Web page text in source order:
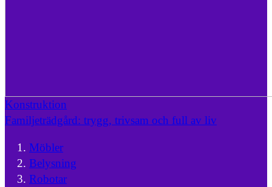
Konstruktion
Familjeträdgård: trygg, trivsam och full av liv
Möbler
Belysning
Robotar